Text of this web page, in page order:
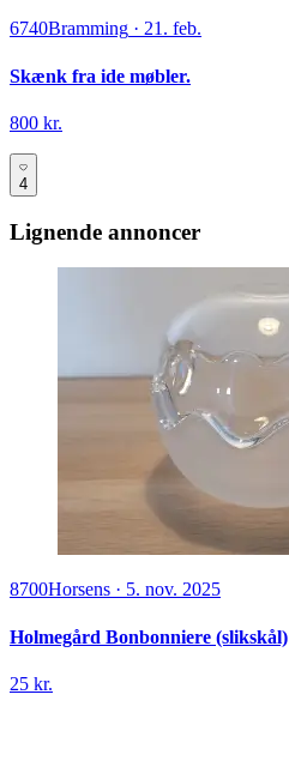
6740Bramming · 21. feb.
Skænk fra ide møbler.
800 kr.
4
Lignende annoncer
8700Horsens · 5. nov. 2025
Holmegård Bonbonniere (slikskål)
25 kr.